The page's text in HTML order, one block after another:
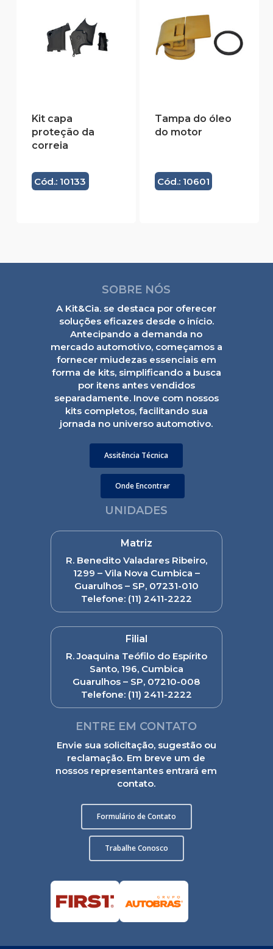
Kit capa
proteção da
correia
Cód.: 10133
Tampa do óleo
do motor
Cód.: 10601
SOBRE NÓS
A Kit&Cia. se destaca por oferecer
soluções eficazes desde o início.
Antecipando a demanda no
mercado automotivo, começamos a
fornecer miudezas essenciais em
forma de kits, simplificando a busca
por itens antes vendidos
separadamente. Inove com nossos
kits completos, facilitando sua
jornada no universo automotivo.
Assitência Técnica
Onde Encontrar
UNIDADES
Matriz
R. Benedito Valadares Ribeiro,
1299 – Vila Nova Cumbica –
Guarulhos – SP, 07231-010
Telefone: (11) 2411-2222
Filial
R. Joaquina Teófilo do Espírito
Santo, 196, Cumbica
Guarulhos – SP, 07210-008
Telefone:(11) 2411-2222
ENTRE EM CONTATO
Envie sua solicitação, sugestão ou
reclamação. Em breve um de
nossos representantes entrará em
contato.
Formulário de Contato
Trabalhe Conosco